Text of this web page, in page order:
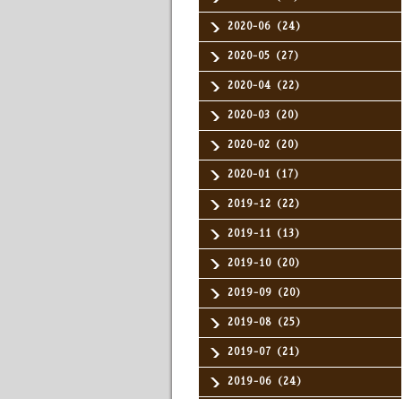
2020-06（24）
2020-05（27）
2020-04（22）
2020-03（20）
2020-02（20）
2020-01（17）
2019-12（22）
2019-11（13）
2019-10（20）
2019-09（20）
2019-08（25）
2019-07（21）
2019-06（24）